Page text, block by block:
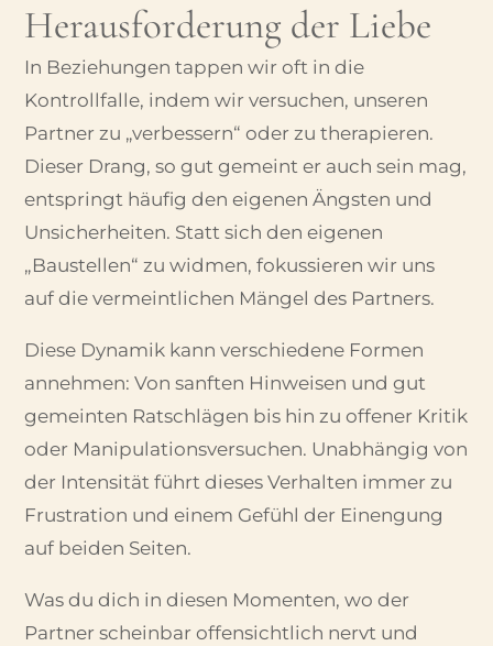
Herausforderung der Liebe
In Beziehungen tappen wir oft in die
Kontrollfalle, indem wir versuchen, unseren
Partner zu „verbessern“ oder zu therapieren.
Dieser Drang, so gut gemeint er auch sein mag,
entspringt häufig den eigenen Ängsten und
Unsicherheiten. Statt sich den eigenen
„Baustellen“ zu widmen, fokussieren wir uns
auf die vermeintlichen Mängel des Partners.
Diese Dynamik kann verschiedene Formen
annehmen: Von sanften Hinweisen und gut
gemeinten Ratschlägen bis hin zu offener Kritik
oder Manipulationsversuchen. Unabhängig von
der Intensität führt dieses Verhalten immer zu
Frustration und einem Gefühl der Einengung
auf beiden Seiten.
Was du dich in diesen Momenten, wo der
Partner scheinbar offensichtlich nervt und